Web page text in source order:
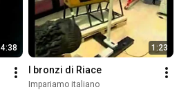
4:38 1:23
I bronzi di Riace
Impariamo italiano